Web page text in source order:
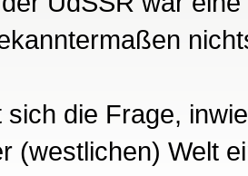
sich die Frage,
(westlichen) Welt